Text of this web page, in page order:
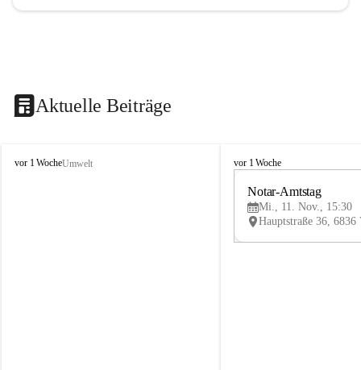
Aktuelle Beiträge
V
vor 1 WocheUmwelt
V
vor 1 Woche
Notar-Amtstag
Mi., 11. Nov., 15:30